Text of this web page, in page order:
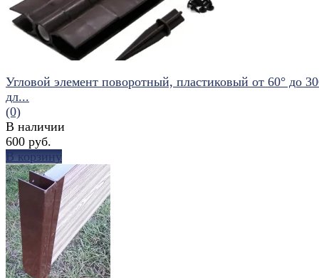
избранное сравнить
Угловой элемент поворотный, пластиковый от 60° до
дл...
(0)
В наличии
600 руб.
В корзину